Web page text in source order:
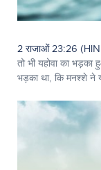
2 राजाओं 23:26
तो भी यहोवा का
भड़का था, कि मनश्शे ने